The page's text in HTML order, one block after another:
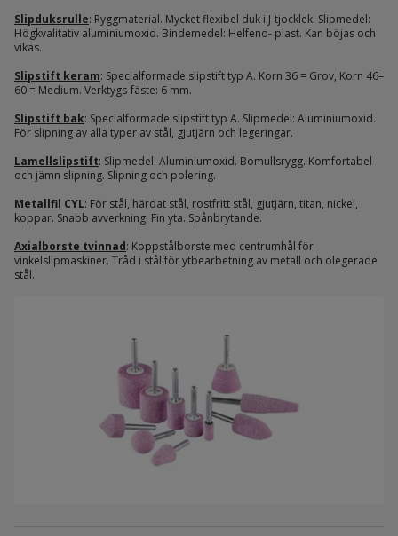
Slipduksrulle: Ryggmaterial. Mycket flexibel duk i J-tjocklek. Slipmedel:
Högkvalitativ aluminiumoxid. Bindemedel: Helfeno- plast. Kan böjas och
vikas.
Slipstift keram: Specialformade slipstift typ A. Korn 36 = Grov, Korn 46–
60 = Medium. Verktygs-fäste: 6 mm.
Slipstift bak: Specialformade slipstift typ A. Slipmedel: Aluminiumoxid.
För slipning av alla typer av stål, gjutjärn och legeringar.
Lamellslipstift: Slipmedel: Aluminiumoxid. Bomullsrygg. Komfortabel
och jämn slipning. Slipning och polering.
Metallfil CYL: För stål, härdat stål, rostfritt stål, gjutjärn, titan, nickel,
koppar. Snabb avverkning. Fin yta. Spånbrytande.
Axialborste tvinnad: Koppstålborste med centrumhål för
vinkelslipmaskiner. Tråd i stål för ytbearbetning av metall och olegerade
stål.